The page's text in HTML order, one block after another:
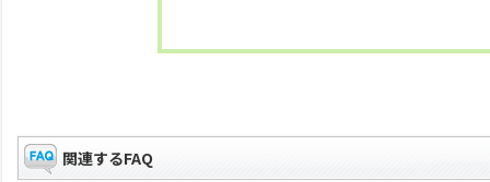
関連するFAQ